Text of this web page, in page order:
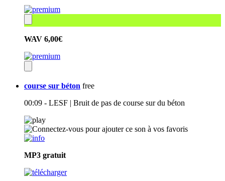
WAV 6,00€
course sur béton free
00:09 - LESF | Bruit de pas de course sur du béton
MP3 gratuit